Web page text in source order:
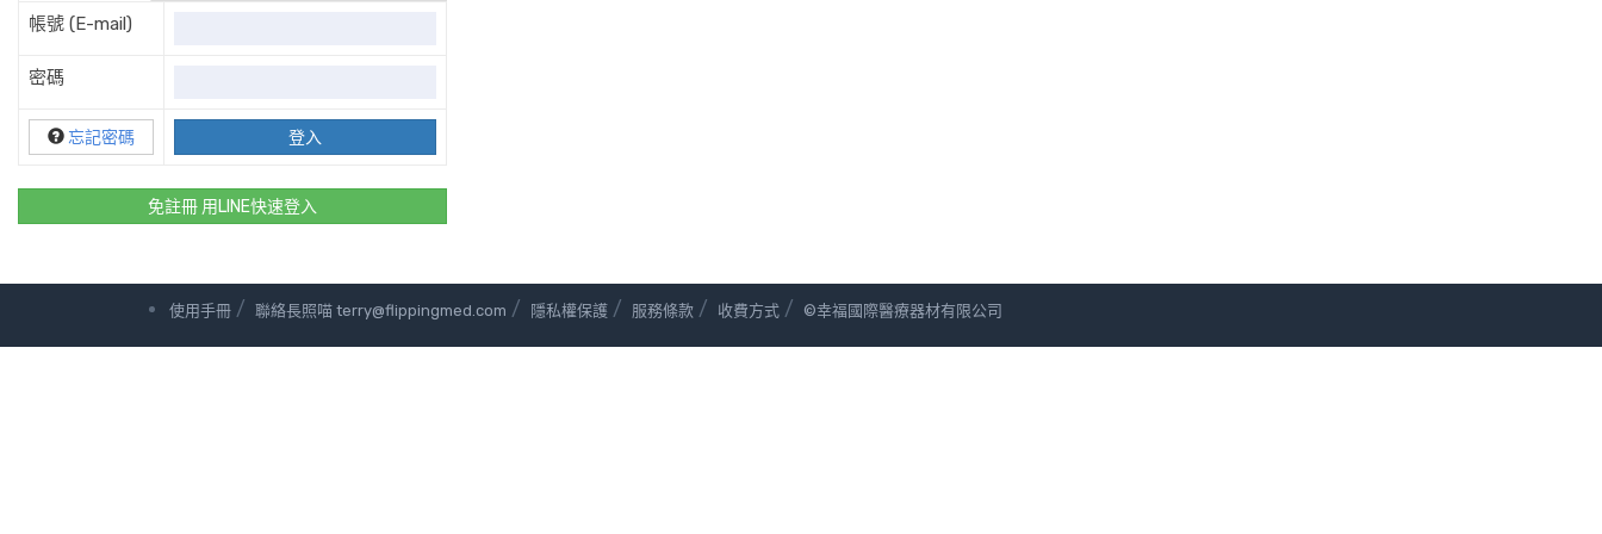
帳號 (E-mail)
密碼
忘記密碼
免註冊 用LINE快速登入
使用手冊 / 聯絡長照喵 terry@flippingmed.com / 隱私權保護 / 服務條款 / 收費方式 / ©幸福國際醫療器材有限公司